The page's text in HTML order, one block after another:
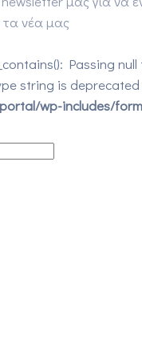
νέα μας
Passing
string is deprecated
wp-includes/